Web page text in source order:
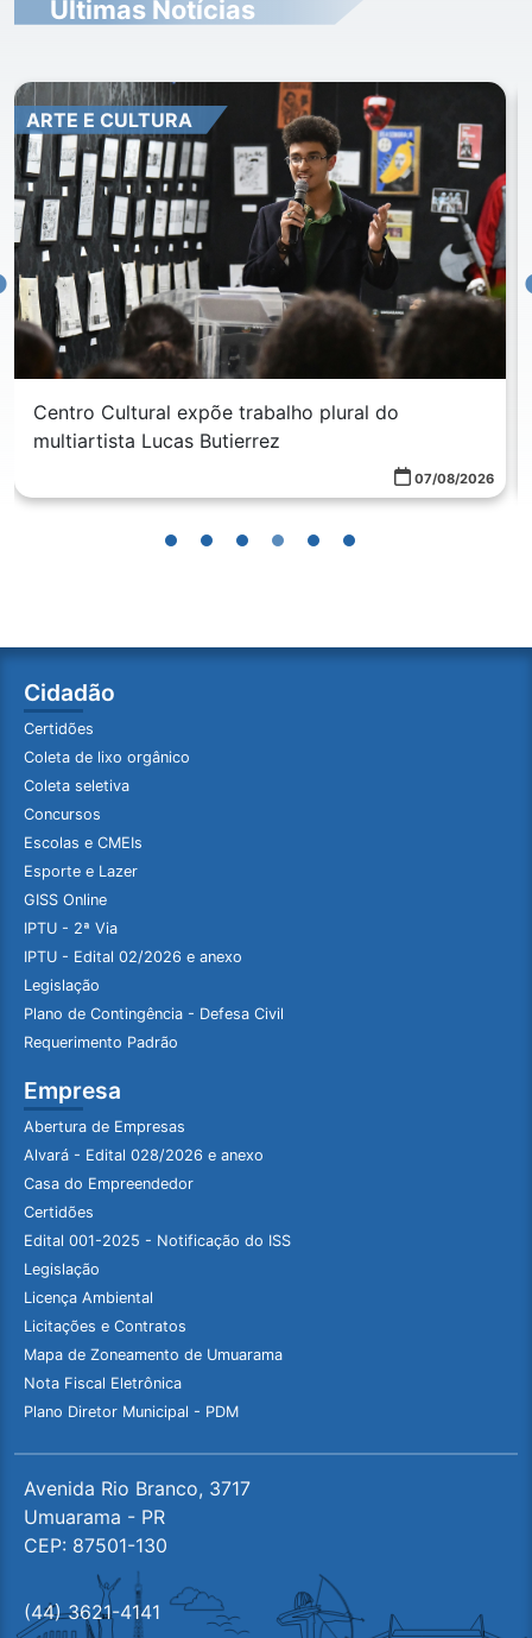
Últimas Notícias
ARTE E CULTURA
Centro Cultural expõe trabalho plural do
multiartista Lucas Butierrez
07/08/2026
Cidadão
Certidões
Coleta de lixo orgânico
Coleta seletiva
Concursos
Escolas e CMEIs
Esporte e Lazer
GISS Online
IPTU - 2ª Via
IPTU - Edital 02/2026 e anexo
Legislação
Plano de Contingência - Defesa Civil
Requerimento Padrão
Empresa
Abertura de Empresas
Alvará - Edital 028/2026 e anexo
Casa do Empreendedor
Certidões
Edital 001-2025 - Notificação do ISS
Legislação
Licença Ambiental
Licitações e Contratos
Mapa de Zoneamento de Umuarama
Nota Fiscal Eletrônica
Plano Diretor Municipal - PDM
Avenida Rio Branco, 3717
Umuarama - PR
CEP: 87501-130
(44) 3621-4141